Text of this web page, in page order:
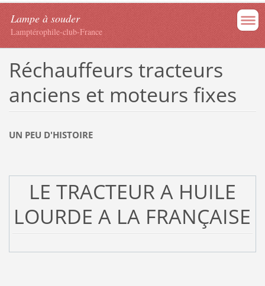
Lampe à souder
Lamptérophile-club-France
Réchauffeurs tracteurs
anciens et moteurs fixes
UN PEU D'HISTOIRE
LE TRACTEUR A HUILE
LOURDE A LA FRANÇAISE